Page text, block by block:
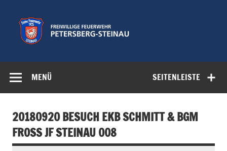
springen
Feuerwehr
Petersberg-
SEITENLEISTE
MENÜ
20180920 BESUCH EKB SCHMITT & BGM
FROSS JF STEINAU 008